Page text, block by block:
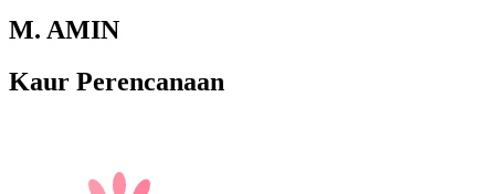
M. AMIN
Kaur Perencanaan